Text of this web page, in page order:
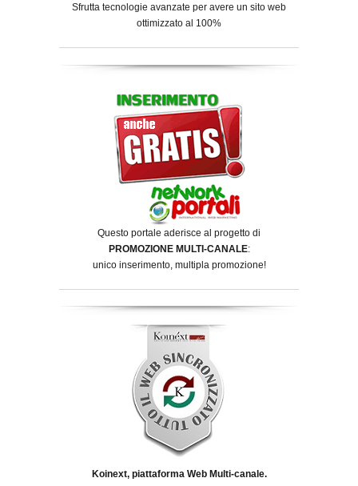
Sfrutta tecnologie avanzate per avere un sito web
ottimizzato al 100%
Questo portale aderisce al progetto di
PROMOZIONE MULTI-CANALE:
unico inserimento, multipla promozione!
Koinext, piattaforma Web Multi-canale.